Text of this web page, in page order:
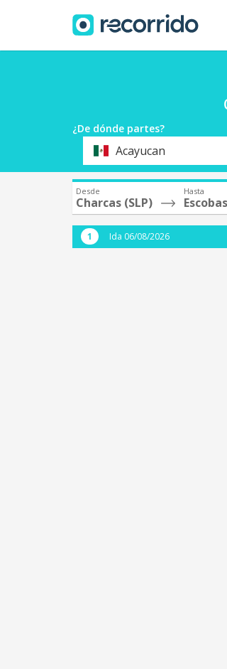
¿De dónde partes?
OrigenAcayucan
Desde
Charcas (SLP)
Hasta
Ida 06/08/2026